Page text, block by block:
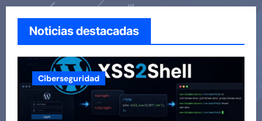
Noticias destacadas
Ciberseguridad